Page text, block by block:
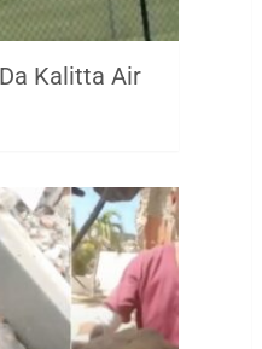
Kalitta Air